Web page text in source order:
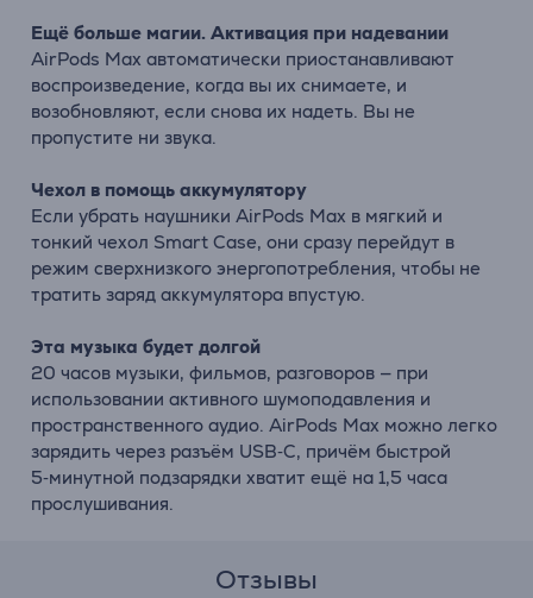
Ещё больше магии. Активация при надевании
AirPods Max автоматически приостанавливают
воспроизведение, когда вы их снимаете, и
возобновляют, если снова их надеть. Вы не
пропустите ни звука.
Чехол в помощь аккумулятору
Если убрать наушники AirPods Max в мягкий и
тонкий чехол Smart Case, они сразу перейдут в
режим сверхнизкого энергопотребления, чтобы не
тратить заряд аккумулятора впустую.
Эта музыка будет долгой
20 часов музыки, фильмов, разговоров — при
использовании активного шумоподавления и
пространственного аудио. AirPods Max можно легко
зарядить через разъём USB‑C, причём быстрой
5‑минутной подзарядки хватит ещё на 1,5 часа
прослушивания.
Отзывы